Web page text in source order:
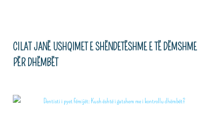
CILAT JANË USHQIMET E SHËNDETËSHME E TË DËMSHME
PËR DHËMBËT